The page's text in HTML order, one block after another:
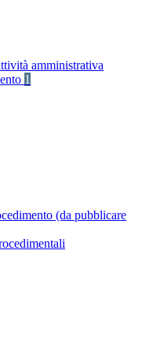
amministrativa
1
(da pubblicare